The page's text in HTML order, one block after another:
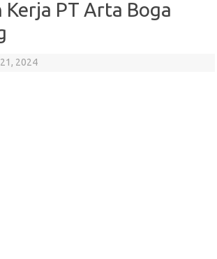
Kerja PT Arta Boga
2024